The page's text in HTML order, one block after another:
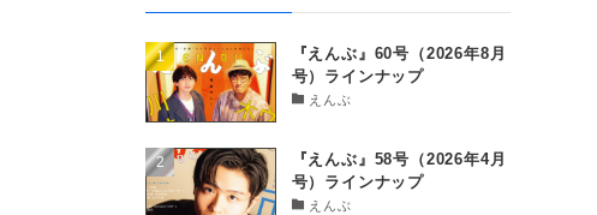
『えんぶ』60号（2026年8月
号）ラインナップ
えんぶ
『えんぶ』58号（2026年4月
号）ラインナップ
えんぶ